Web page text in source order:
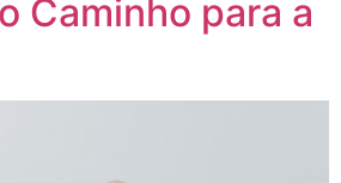
Caminho para a